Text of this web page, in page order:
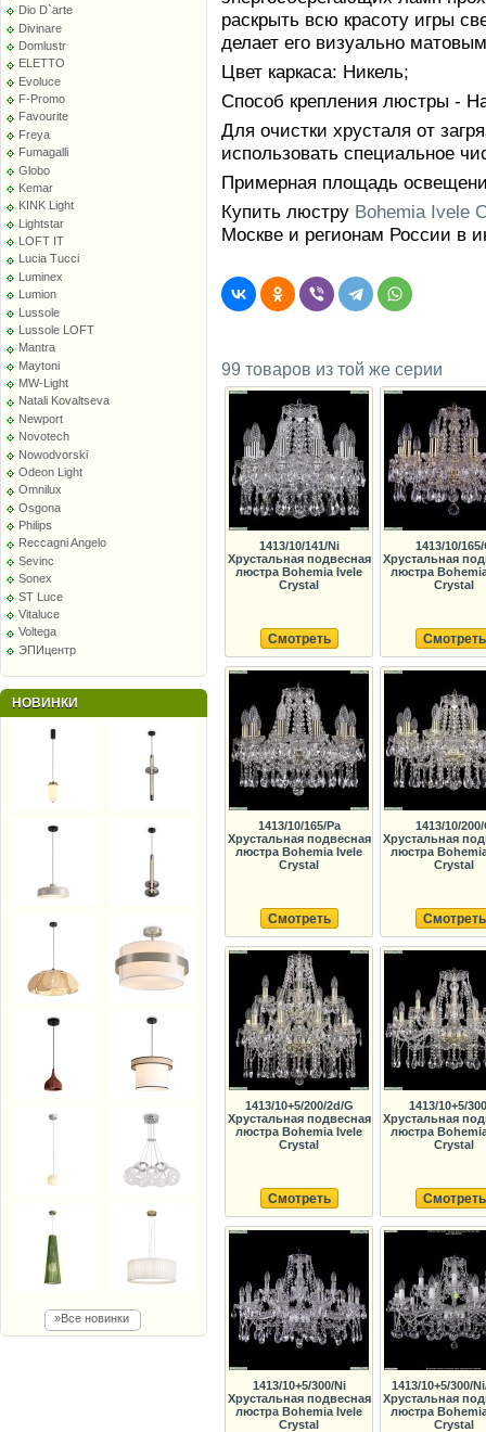
Dio D`arte
Divinare
Domlustr
ELETTO
Evoluce
F-Promo
Favourite
Freya
Fumagalli
Globo
Kemar
KINK Light
Lightstar
LOFT IT
Lucia Tucci
Luminex
Lumion
Lussole
Lussole LOFT
Mantra
Maytoni
MW-Light
Natali Kovaltseva
Newport
Novotech
Nowodvorski
Odeon Light
Omnilux
Osgona
Philips
Reccagni Angelo
Sevinc
Sonex
ST Luce
Vitaluce
Voltega
ЭПИцентр
НОВИНКИ
»Все новинки
раскрыть всю красоту игры
делает его визуально
Цвет каркаса: Никель;
Способ крепления люстры -
Для очистки хрусталя от
использовать специальное
Примерная площадь
Купить люстру Bohemia Ivele
Москве и регионам России в
99 товаров из той же серии
1413/10/141/Ni
Хрустальная подвесная
люстра Bohemia Ivele
Crystal
Смотреть
1413/10/165/
Хрустальная
люстра
Crystal
Смотреть
1413/10/165/Pa
Хрустальная подвесная
люстра Bohemia Ivele
Crystal
Смотреть
1413/10/200/
Хрустальная
люстра
Crystal
Смотреть
1413/10+5/200/2d/G
Хрустальная подвесная
люстра Bohemia Ivele
Crystal
Смотреть
1413/10+5/
Хрустальная
люстра
Crystal
Смотреть
1413/10+5/300/Ni
Хрустальная подвесная
люстра Bohemia Ivele
Crystal
1413/10+5/300/
Хрустальная
люстра
Crystal